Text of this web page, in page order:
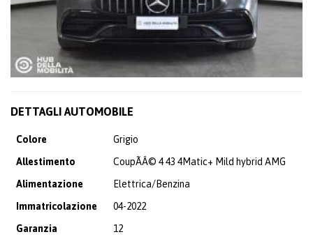
DETTAGLI AUTOMOBILE
Colore
Grigio
Allestimento
CoupÃÂ© 4 43 4Matic+ Mild hybrid AMG
Alimentazione
Elettrica/Benzina
Immatricolazione
04-2022
Garanzia
12